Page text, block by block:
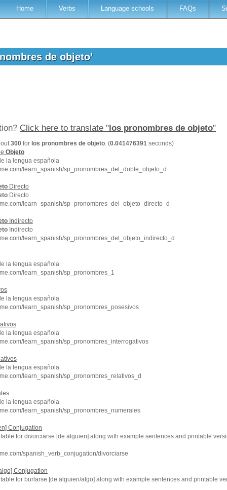
Home Verbs Language schools FAQs
de objeto'
Click here to translate "los pronombres de objeto"
300 for los pronombres de objeto. (0.041476391 seconds)
Objeto
la lengua española
learn_spanish/sp_pronombres_del_doble_objeto_d
Directo
Directo
learn_spanish/sp_pronombres_del_objeto_directo_d
Indirecto
Indirecto
learn_spanish/sp_pronombres_del_objeto_indirecto_d
la lengua española
learn_spanish/sp_pronombres_1
la lengua española
learn_spanish/sp_pronombres_posesivos
la lengua española
learn_spanish/sp_pronombres_interrogativos
la lengua española
learn_spanish/sp_pronombres_relativos_d
la lengua española
learn_spanish/sp_pronombres_numerales
Conjugation
for divorciarse [de alguien] along with example sentences and printable
spanish_verb_conjugation/divorciarse
Conjugation
for burlarse [de alguien/algo] along with example sentences and printable